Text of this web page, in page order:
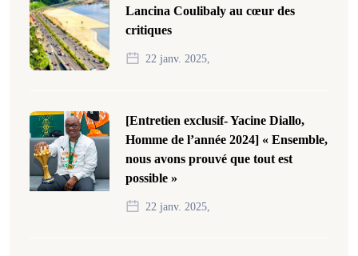
Lancina Coulibaly au cœur des
critiques
22 janv. 2025,
[Entretien exclusif- Yacine Diallo,
Homme de l’année 2024] « Ensemble,
nous avons prouvé que tout est
possible »
22 janv. 2025,